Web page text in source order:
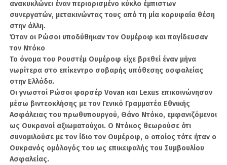
συστήματα SAMP/T και τα αμερικανικά Patriot
βρίσκονται στην ατζέντα της Άγκυρας, ο
Μπαγτζίογλου υποστήριξε ότι η προμήθεια
έτοιμων συστημάτων αποτελεί μια ορθολογική
επιλογή έως ότου ολοκληρωθούν η ανάπτυξη
του εθνικού μαχητικού KAAN και των εγχώριων
συστημάτων αεράμυνας.
Παράλληλα, άσκησε έντονη κριτική στην
προηγούμενη απόφαση αγοράς των S-400,
υποστηρίζοντας ότι είχε σοβαρές συνέπειες για
την τουρκική αμυντική βιομηχανία και την
ασφάλεια της χώρας.
ανακυκλώνει έναν περιορισμένο κύκλο έμπιστων
συνεργατών, μετακινώντας τους από τη μία κορυφαία θέση
στην άλλη.
Όταν οι Ρώσοι υποδύθηκαν τον Ουμέροφ και παγίδευσαν
τον Ντόκο
Το όνομα του Ρουστέμ Ουμέροφ είχε βρεθεί έναν μήνα
νωρίτερα στο επίκεντρο σοβαρής υπόθεσης ασφαλείας
στην Ελλάδα.
Οι γνωστοί Ρώσοι φαρσέρ Vovan και Lexus επικοινώνησαν
μέσω βιντεοκλήσης με τον Γενικό Γραμματέα Εθνικής
Ασφάλειας του πρωθυπουργού, Θάνο Ντόκο, εμφανιζόμενοι
ως Ουκρανοί αξιωματούχοι. Ο Ντόκος θεωρούσε ότι
συνομιλούσε με τον ίδιο τον Ουμέροφ, ο οποίος τότε ήταν ο
Ουκρανός ομόλογός του ως επικεφαλής του Συμβουλίου
Ασφαλείας.